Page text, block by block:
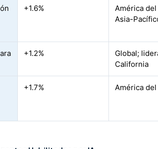
+1.6%
América
Asia-
+1.2%
Global;
California
+1.7% América